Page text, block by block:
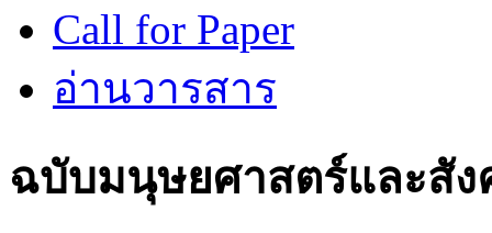
Call for Paper
อ่านวารสาร
ฉบับมนุษยศาสตร์และสัง